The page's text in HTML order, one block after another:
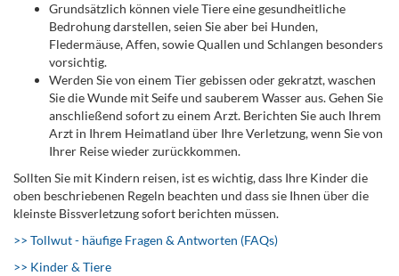
Grundsätzlich können viele Tiere eine gesundheitliche
Bedrohung darstellen, seien Sie aber bei Hunden,
Fledermäuse, Affen, sowie Quallen und Schlangen besonders
vorsichtig.
Werden Sie von einem Tier gebissen oder gekratzt, waschen
Sie die Wunde mit Seife und sauberem Wasser aus. Gehen Sie
anschließend sofort zu einem Arzt. Berichten Sie auch Ihrem
Arzt in Ihrem Heimatland über Ihre Verletzung, wenn Sie von
Ihrer Reise wieder zurückkommen.
Sollten Sie mit Kindern reisen, ist es wichtig, dass Ihre Kinder die
oben beschriebenen Regeln beachten und dass sie Ihnen über die
kleinste Bissverletzung sofort berichten müssen.
>> Tollwut - häufige Fragen & Antworten (FAQs)
>> Kinder & Tiere